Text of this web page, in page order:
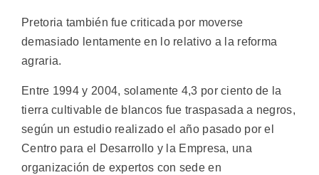
Pretoria también fue criticada por moverse
demasiado lentamente en lo relativo a la reforma
agraria.
Entre 1994 y 2004, solamente 4,3 por ciento de la
tierra cultivable de blancos fue traspasada a negros,
según un estudio realizado el año pasado por el
Centro para el Desarrollo y la Empresa, una
organización de expertos con sede en